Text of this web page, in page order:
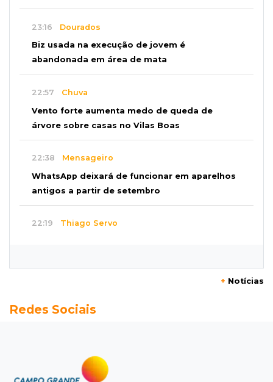
23:16 Dourados
Biz usada na execução de jovem é
abandonada em área de mata
22:57 Chuva
Vento forte aumenta medo de queda de
árvore sobre casas no Vilas Boas
22:38 Mensageiro
WhatsApp deixará de funcionar em aparelhos
antigos a partir de setembro
22:19 Thiago Servo
Semana vai começar com 909 novas
Flagrante
Motorista atinge carro parado, perde
+ Notícias
Redes Sociais